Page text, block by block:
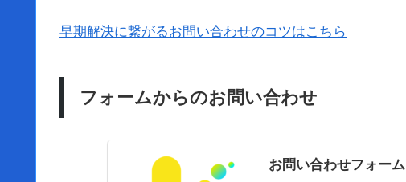
早期解決に繋がるお問い合わせのコツはこちら
フォームからのお問い合わせ
お問い合わせフォーム